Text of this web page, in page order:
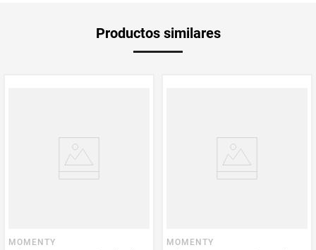
Productos similares
MOMENTY MOMENTY